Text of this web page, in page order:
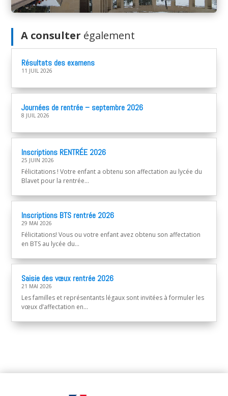
A consulter également
Résultats des examens
11 JUIL 2026
Journées de rentrée – septembre 2026
8 JUIL 2026
Inscriptions RENTRÉE 2026
25 JUIN 2026
Félicitations ! Votre enfant a obtenu son affectation au lycée du
Blavet pour la rentrée...
Inscriptions BTS rentrée 2026
29 MAI 2026
Félicitations! Vous ou votre enfant avez obtenu son affectation
en BTS au lycée du...
Saisie des vœux rentrée 2026
21 MAI 2026
Les familles et représentants légaux sont invitées à formuler les
vœux d’affectation en...